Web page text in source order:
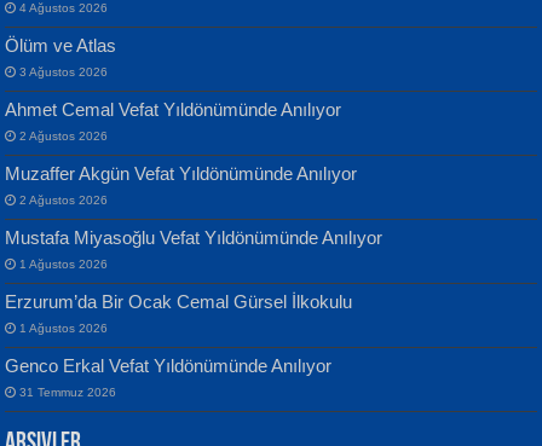
ATİLLA ÖZEN
Sultan Olmadan Önce Eyüp...
EKREM KARABABA
Banu Sancak
Defterimden İçeri...
İsmail Aydos
İnkisar...
4 Ağustos 2026
Ölüm ve Atlas
3 Ağustos 2026
Ahmet Cemal Vefat Yıldönümünde Anılıyor
2 Ağustos 2026
Muzaffer Akgün Vefat Yıldönümünde Anılıyor
2 Ağustos 2026
Mustafa Miyasoğlu Vefat Yıldönümünde Anılıyor
1 Ağustos 2026
Erzurum’da Bir Ocak Cemal Gürsel İlkokulu
1 Ağustos 2026
Genco Erkal Vefat Yıldönümünde Anılıyor
31 Temmuz 2026